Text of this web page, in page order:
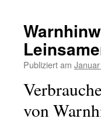
Publiziert am
von